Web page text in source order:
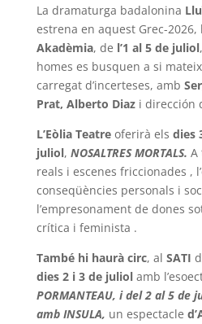
La dramaturga badalonina
estrena en aquest Grec-2026,
Akadèmia, de l’1 al 5 de juliol
homes es busquen a si
carregat d’incerteses, amb
Prat, Alberto Diazi dirección
L’Eòlia Teatreoferirà els dies
juliol, NOSALTRES MORTALS. A
reals i escenes friccionades ,
conseqüències personals i
l’empresonament de dones
crítica i feminista .
També hi haurà circ, al SATI
dies 2 i 3 de juliol amb
PORMANTEAU, i del 2 al 5 de
amb INSULA, un espectacle